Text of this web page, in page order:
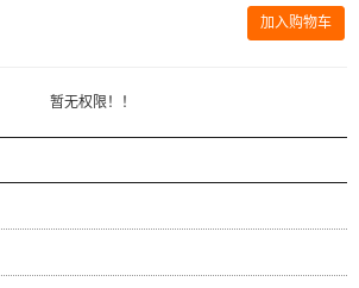
加入购物车
暂无权限！！